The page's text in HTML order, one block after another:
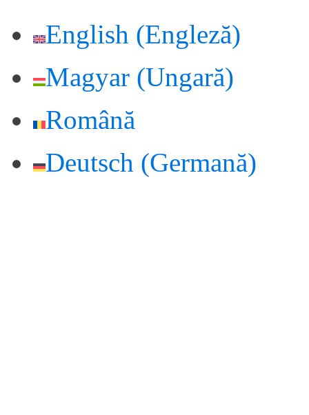
English (Engleză)
Magyar (Ungară)
Română
Deutsch (Germană)